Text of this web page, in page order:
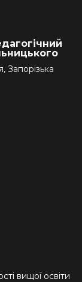
Запорізька
вищої освіти